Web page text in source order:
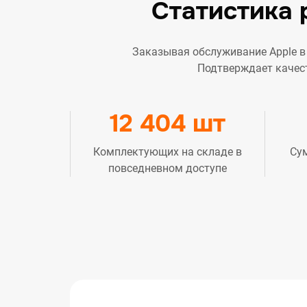
Статистика
Заказывая обслуживание Apple
Подтверждает
12 404 шт
Комплектующих на складе в
повседневном доступе